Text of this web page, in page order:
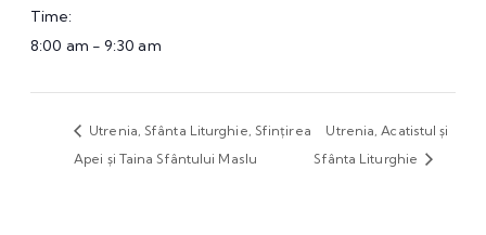
Time:
8:00 am - 9:30 am
Utrenia, Sfânta Liturghie, Sfințirea
Apei și Taina Sfântului Maslu
Utrenia, Acatistul și
Sfânta Liturghie